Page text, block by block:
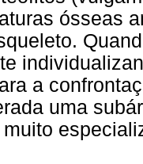
ósseas
a
uma